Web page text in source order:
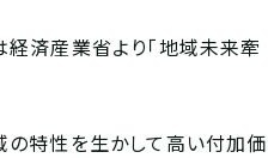
経済産業省より「地域未来牽
の特性を生かして高い付加価